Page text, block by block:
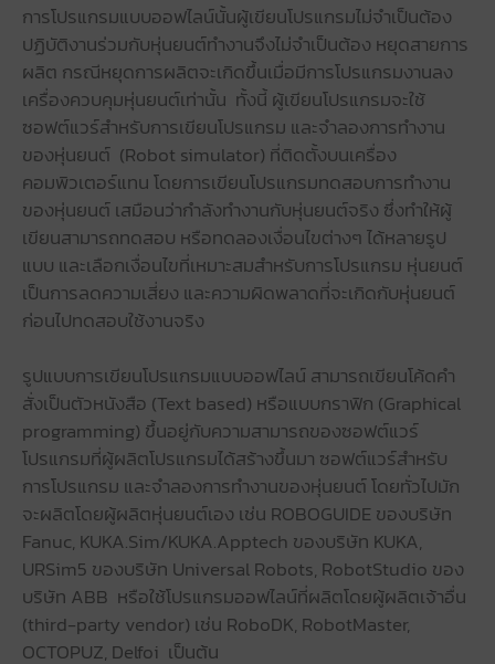
การโปรแกรมแบบออฟไลน์นั้นผู้เขียนโปรแกรมไม่จำเป็นต้อง
ปฏิบัติงานร่วมกับหุ่นยนต์ทำงานจึงไม่จำเป็นต้อง หยุดสายการ
ผลิต กรณีหยุดการผลิตจะเกิดขึ้นเมื่อมีการโปรแกรมงานลง
เครื่องควบคุมหุ่นยนต์เท่านั้น ทั้งนี้ ผู้เขียนโปรแกรมจะใช้
ซอฟต์แวร์สำหรับการเขียนโปรแกรม และจำลองการทำงาน
ของหุ่นยนต์ (Robot simulator) ที่ติดตั้งบนเครื่อง
คอมพิวเตอร์แทน โดยการเขียนโปรแกรมทดสอบการทำงาน
ของหุ่นยนต์ เสมือนว่ากำลังทำงานกับหุ่นยนต์จริง ซึ่งทำให้ผู้
เขียนสามารถทดสอบ หรือทดลองเงื่อนไขต่างๆ ได้หลายรูป
แบบ และเลือกเงื่อนไขที่เหมาะสมสำหรับการโปรแกรม หุ่นยนต์
เป็นการลดความเสี่ยง และความผิดพลาดที่จะเกิดกับหุ่นยนต์
ก่อนไปทดสอบใช้งานจริง
รูปแบบการเขียนโปรแกรมแบบออฟไลน์ สามารถเขียนโค้ดคำ
สั่งเป็นตัวหนังสือ (Text based) หรือแบบกราฟิก (Graphical
programming) ขึ้นอยู่กับความสามารถของซอฟต์แวร์
โปรแกรมที่ผู้ผลิตโปรแกรมได้สร้างขึ้นมา ซอฟต์แวร์สำหรับ
การโปรแกรม และจำลองการทำงานของหุ่นยนต์ โดยทั่วไปมัก
จะผลิตโดยผู้ผลิตหุ่นยนต์เอง เช่น ROBOGUIDE ของบริษัท
Fanuc, KUKA.Sim/KUKA.Apptech ของบริษัท KUKA,
URSim5 ของบริษัท Universal Robots, RobotStudio ของ
บริษัท ABB หรือใช้โปรแกรมออฟไลน์ที่ผลิตโดยผู้ผลิตเจ้าอื่น
(third-party vendor) เช่น RoboDK, RobotMaster,
OCTOPUZ, Delfoi เป็นต้น